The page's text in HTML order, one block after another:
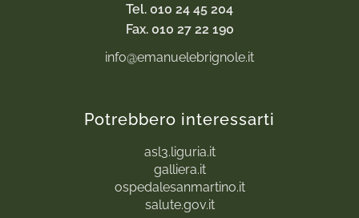
Tel. 010 24 45 204
Fax. 010 27 22 190
info@emanuelebrignole.it
Potrebbero interessarti
asl3.liguria.it
galliera.it
ospedalesanmartino.it
salute.gov.it